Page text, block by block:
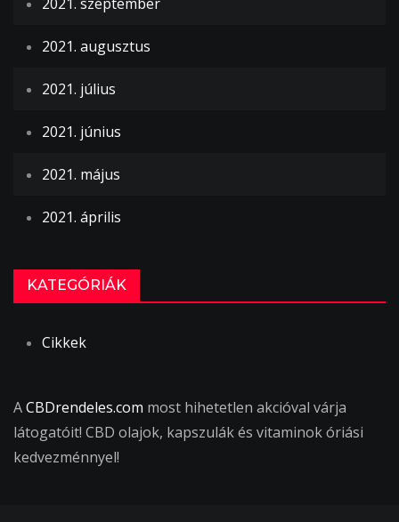
2021. augusztus
2021. július
2021. június
2021. május
2021. április
KATEGÓRIÁK
Cikkek
ACBDrendeles.com most hihetetlen akcióval várja
látogatóit! CBD olajok, kapszulák és vitaminok óriási
kedvezménnyel!